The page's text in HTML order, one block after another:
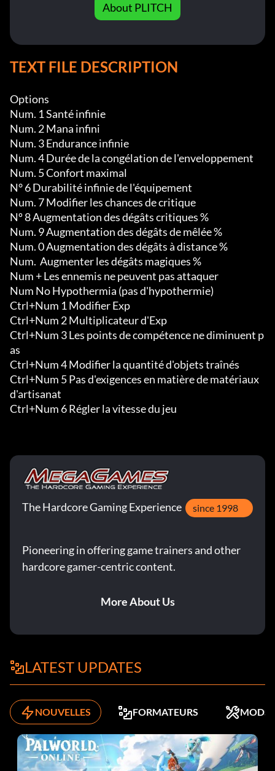
About PLITCH
TEXT FILE DESCRIPTION
Options
Num. 1 Santé infinie
Num. 2 Mana infini
Num. 3 Endurance infinie
Num. 4 Durée de la congélation de l'enveloppement
Num. 5 Confort maximal
N° 6 Durabilité infinie de l'équipement
Num. 7 Modifier les chances de critique
Nº 8 Augmentation des dégâts critiques %
Num. 9 Augmentation des dégâts de mêlée %
Num. 0 Augmentation des dégâts à distance %
Num.  Augmenter les dégâts magiques %
Num + Les ennemis ne peuvent pas attaquer
Num No Hypothermia (pas d'hypothermie)
Ctrl+Num 1 Modifier Exp
Ctrl+Num 2 Multiplicateur d'Exp
Ctrl+Num 3 Les points de compétence ne diminuent p
as
Ctrl+Num 4 Modifier la quantité d'objets traînés
Ctrl+Num 5 Pas d'exigences en matière de matériaux
d'artisanat
Ctrl+Num 6 Régler la vitesse du jeu
The Hardcore Gaming Experience since 1998
Pioneering in offering game trainers and other
hardcore gamer-centric content.
More About Us
LATEST UPDATES
NOUVELLES FORMATEURS MODS